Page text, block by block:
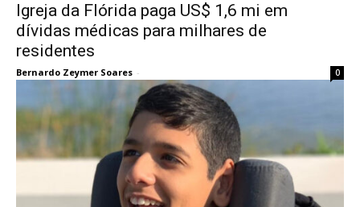
Igreja da Flórida paga US$ 1,6 mi em
dívidas médicas para milhares de
residentes
Bernardo Zeymer Soares - 0